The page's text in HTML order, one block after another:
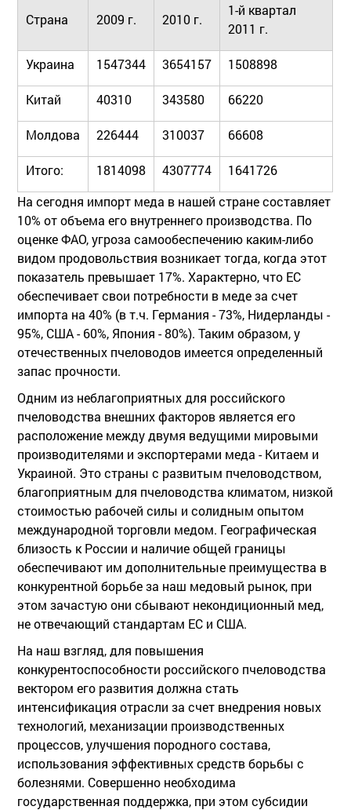
Страна 2009 г. 2010 г.
1-й квартал
2011 г.
Украина 1547344 3654157 1508898
Китай 40310 343580 66220
Молдова 226444 310037 66608
Итого: 1814098 4307774
1641726
На сегодня импорт меда в нашей стране составляет
10% от объема его внутреннего производства. По
оценке ФАО, угроза самообеспечению каким-либо
видом продовольствия возникает тогда, когда этот
показатель превышает 17%. Характерно, что ЕС
обеспечивает свои потребности в меде за счет
импорта на 40% (в т.ч. Германия - 73%, Нидерланды -
95%, США - 60%, Япония - 80%). Таким образом, у
отечественных пчеловодов имеется определенный
запас прочности.
Одним из неблагоприятных для российского
пчеловодства внешних факторов является его
расположение между двумя ведущими мировыми
производителями и экспортерами меда - Китаем и
Украиной. Это страны с развитым пчеловодством,
благоприятным для пчеловодства климатом, низкой
стоимостью рабочей силы и солидным опытом
международной торговли медом. Географическая
близость к России и наличие общей границы
обеспечивают им дополнительные преимущества в
конкурентной борьбе за наш медовый рынок, при
этом зачастую они сбывают некондиционный мед,
не отвечающий стандартам ЕС и США.
На наш взгляд, для повышения
конкурентоспособности российского пчеловодства
вектором его развития должна стать
интенсификация отрасли за счет внедрения новых
технологий, механизации производственных
процессов, улучшения породного состава,
использования эффективных средств борьбы с
болезнями. Совершенно необходима
государственная поддержка, при этом субсидии